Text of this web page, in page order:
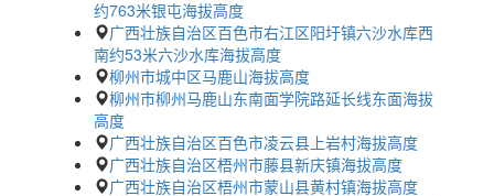
约763米银屯海拔高度
广西壮族自治区百色市右江区阳圩镇六沙水库西
南约53米六沙水库海拔高度
柳州市城中区马鹿山海拔高度
柳州市柳州马鹿山东南面学院路延长线东面海拔
高度
广西壮族自治区百色市凌云县上岩村海拔高度
广西壮族自治区梧州市藤县新庆镇海拔高度
广西壮族自治区梧州市蒙山县黄村镇海拔高度